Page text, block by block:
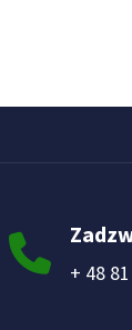
+ 48